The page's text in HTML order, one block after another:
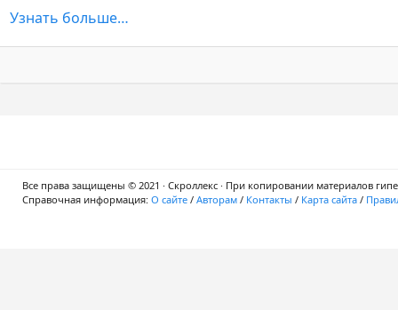
Узнать больше…
Все права защищены © 2021 · Скроллекс · При копировании материалов
Справочная информация: О сайте / Авторам / Контакты / Карта сайта /